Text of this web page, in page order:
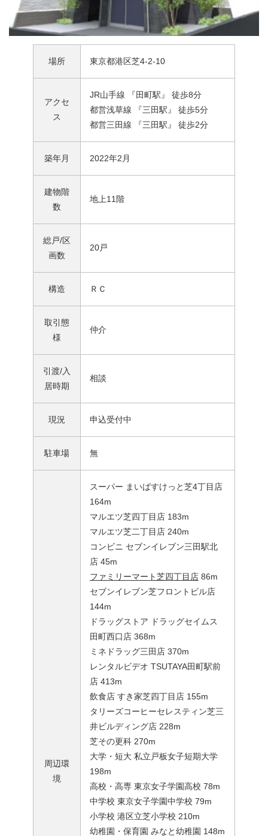
場所 東京都港区芝4-2-10
アクセ
ス
JR山手線 『田町駅』 徒歩8分
都営浅草線 『三田駅』 徒歩5分
都営三田線 『三田駅』 徒歩2分
築年月 2022年2月
建物階
数
地上11階
総戸/区
画数
20戸
構造 ＲＣ
取引態
様
仲介
引渡/入
居時期
相談
現況 申込受付中
駐車場 無
周辺環
境
スーパー まいばすけっと芝4丁目店
164m
マルエツ芝四丁目店 183m
マルエツ芝二丁目店 240m
コンビニ セブンイレブン三田駅北
店 45m
ファミリーマート芝四丁目店 86m
セブンイレブン芝フロントビル店
144m
ドラッグストア ドラッグセイムス
田町西口店 368m
ミネドラッグ三田店 370m
レンタルビデオ TSUTAYA田町駅前
店 413m
飲食店 すき家芝四丁目店 155m
タリーズコーヒーセレスティン芝三
井ビルディング店 228m
芝その更科 270m
大学・短大 私立戸板女子短期大学
198m
高校・高専 東京女子学園高校 78m
中学校 東京女子学園中学校 79m
小学校 港区立芝小学校 210m
幼稚園・保育園 みなと幼稚園 148m